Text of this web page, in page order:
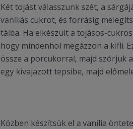
Két tojást válasszunk szét, a
vaníliás cukrot, és forrásig
tálba. Ha elkészült a tojásos-
hogy mindenhol megázzon a kifli.
össze a porcukorral, majd szórjuk
egy kivajazott tepsibe, majd
Közben készítsük el a vanília